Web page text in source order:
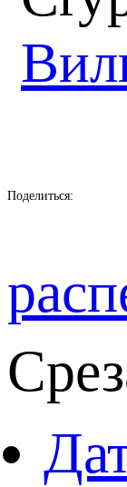
Поделиться: